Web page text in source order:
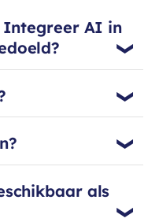
het
Integreer AI in
als